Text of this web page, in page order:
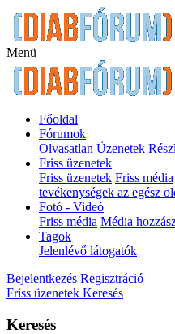
Menü
Főoldal
Fórumok
Olvasatlan Üzenetek
Friss üzenetek
Friss üzenetek Friss média
tevékenységek az egész
Fotó - Videó
Friss média Média
Tagok
Jelenlévő látogatók
Bejelentkezés Regisztráció
Friss üzenetek Keresés
Keresés